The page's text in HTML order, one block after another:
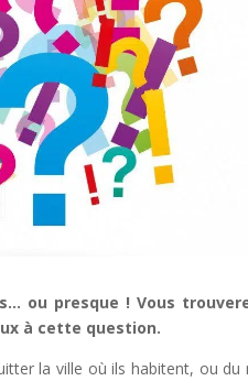
ou presque ! Vous
à cette question.
la ville où ils habitent, ou du